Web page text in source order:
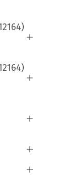




